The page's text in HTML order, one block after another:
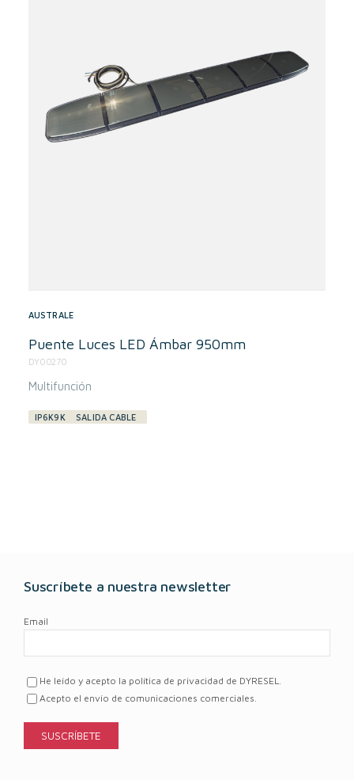
AUSTRALE
Puente Luces LED Ámbar 950mm
DY00270
Multifunción
IP6K9K SALIDA CABLE
Suscríbete a nuestra newsletter
Email
He leído y acepto la política de privacidad de DYRESEL.
Acepto el envío de comunicaciones comerciales.